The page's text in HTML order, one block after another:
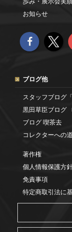
お知らせ
ブログ他
スタッフブログ
黒田草臣ブログ
ブログ 喫茶去
コレクターへの道
著作権
個人情報保護方
免責事項
特定商取引法に